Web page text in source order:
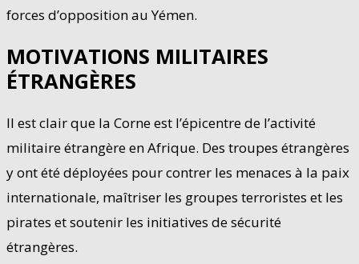
forces d’opposition au Yémen.
MOTIVATIONS MILITAIRES
ÉTRANGÈRES
Il est clair que la Corne est l’épicentre de l’activité
militaire étrangère en Afrique. Des troupes étrangères
y ont été déployées pour contrer les menaces à la paix
internationale, maîtriser les groupes terroristes et les
pirates et soutenir les initiatives de sécurité
étrangères.